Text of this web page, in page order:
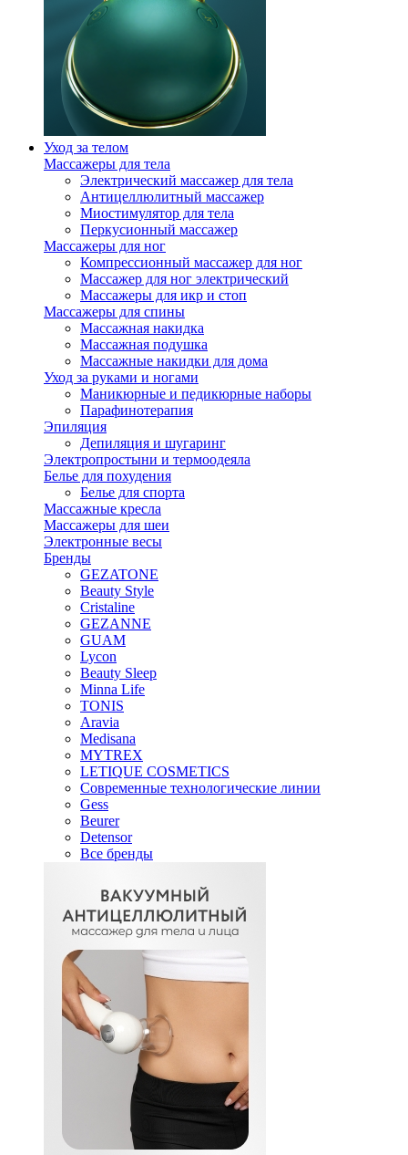
Уход за телом
Массажеры для тела
Электрический массажер для тела
Антицеллюлитный массажер
Миостимулятор для тела
Перкусионный массажер
Массажеры для ног
Компрессионный массажер для ног
Массажер для ног электрический
Массажеры для икр и стоп
Массажеры для спины
Массажная накидка
Массажная подушка
Массажные накидки для дома
Уход за руками и ногами
Маникюрные и педикюрные наборы
Парафинотерапия
Эпиляция
Депиляция и шугаринг
Электропростыни и термоодеяла
Белье для похудения
Белье для спорта
Массажные кресла
Массажеры для шеи
Электронные весы
Бренды
GEZATONE
Beauty Style
Cristaline
GEZANNE
GUAM
Lycon
Beauty Sleep
Minna Life
TONIS
Aravia
Medisana
MYTREX
LETIQUE COSMETICS
Современные технологические линии
Gess
Beurer
Detensor
Все бренды